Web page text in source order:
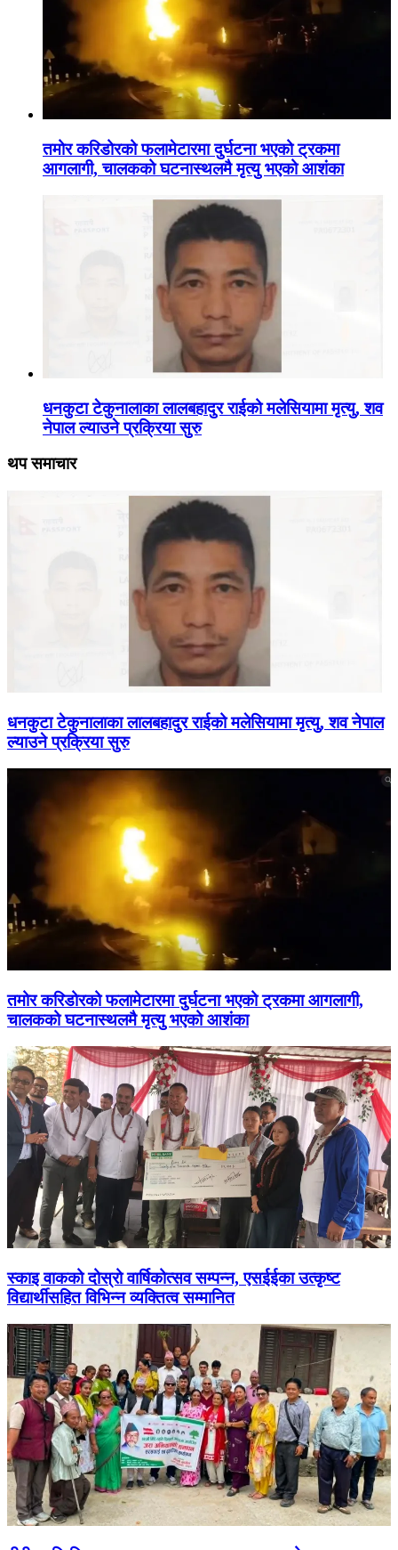
तमोर करिडोरको फलामेटारमा दुर्घटना भएको ट्रकमा
आगलागी, चालकको घटनास्थलमै मृत्यु भएको आशंका
धनकुटा टेकुनालाका लालबहादुर राईको मलेसियामा मृत्यु, शव
नेपाल ल्याउने प्रक्रिया सुरु
थप समाचार
धनकुटा टेकुनालाका लालबहादुर राईको मलेसियामा मृत्यु, शव नेपाल
ल्याउने प्रक्रिया सुरु
तमोर करिडोरको फलामेटारमा दुर्घटना भएको ट्रकमा आगलागी,
चालकको घटनास्थलमै मृत्यु भएको आशंका
स्काइ वाकको दोस्रो वार्षिकोत्सव सम्पन्न, एसईईका उत्कृष्ट
विद्यार्थीसहित विभिन्न व्यक्तित्व सम्मानित